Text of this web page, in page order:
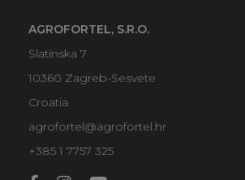
AGROFORTEL, S.R.O.
Slatinska 7
10360 Zagreb-Sesvete
Croatia
agrofortel@agrofortel.hr
+385 1 7757 325